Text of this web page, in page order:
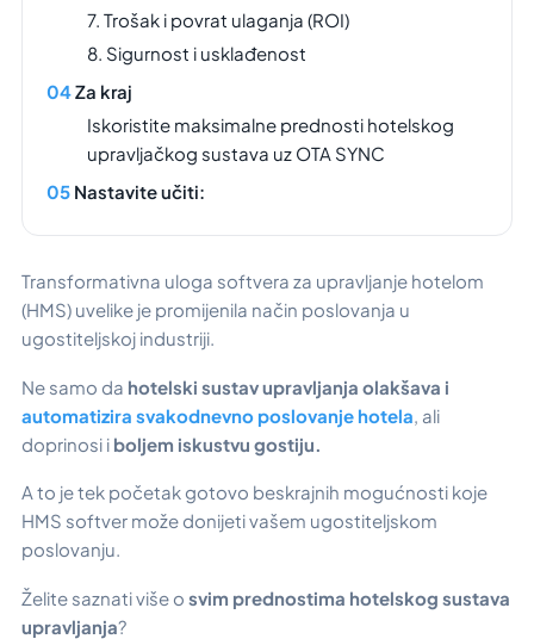
7. Trošak i povrat ulaganja (ROI)
8. Sigurnost i usklađenost
Za kraj
Iskoristite maksimalne prednosti hotelskog
upravljačkog sustava uz OTA SYNC
Nastavite učiti:
Transformativna uloga softvera za upravljanje hotelom
(HMS) uvelike je promijenila način poslovanja u
ugostiteljskoj industriji.
Ne samo da hotelski sustav upravljanja olakšava i
automatizira svakodnevno poslovanje hotela, ali
doprinosi i boljem iskustvu gostiju.
A to je tek početak gotovo beskrajnih mogućnosti koje
HMS softver može donijeti vašem ugostiteljskom
poslovanju.
Želite saznati više o svim prednostima hotelskog sustava
upravljanja?